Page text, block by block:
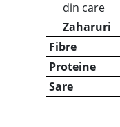
din care
Zaharuri
Fibre
Proteine
Sare